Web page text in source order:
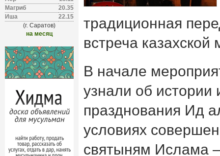
Магриб
20.35
Иша
22.15
(г. Саратов)
на месяц
традиционная
встреча
В начале
узнали об истории
празднования Ид
условиях
святыням Ислама